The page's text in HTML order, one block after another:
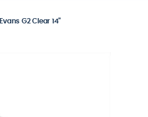
G2 Clear 14"